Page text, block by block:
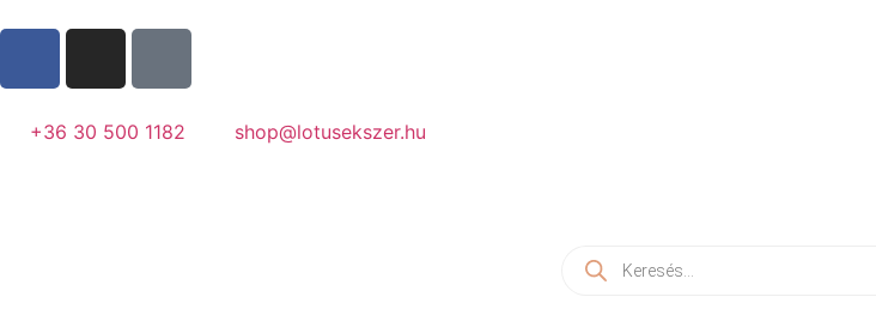
+36 30 500 1182 shop@lotusekszer.hu